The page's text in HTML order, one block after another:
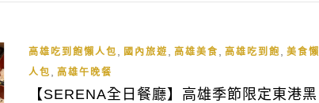
高雄吃到飽懶人包 國內旅遊 高雄美食 高雄吃到飽
美食懶
人包
高雄午晚餐
【SERENA全日餐廳】高雄季節限定東港黑